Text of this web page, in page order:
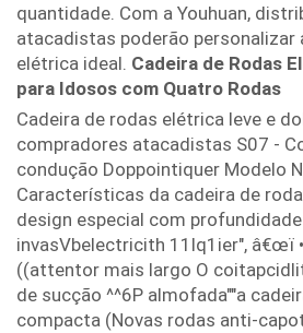
quantidade. Com a Youhuan,
atacadistas poderão personalizar
elétrica ideal. Cadeira de Rodas
para Idosos com Quatro Rodas
Cadeira de rodas elétrica leve e
compradores atacadistas S07 -
condução Doppointiquer Modelo
Características da cadeira de
design especial com
invasVbelectricith 11lq1ier", â€œï
((attentor mais largo O
de sucção ^^6P almofada""a
compacta (Novas rodas anti-